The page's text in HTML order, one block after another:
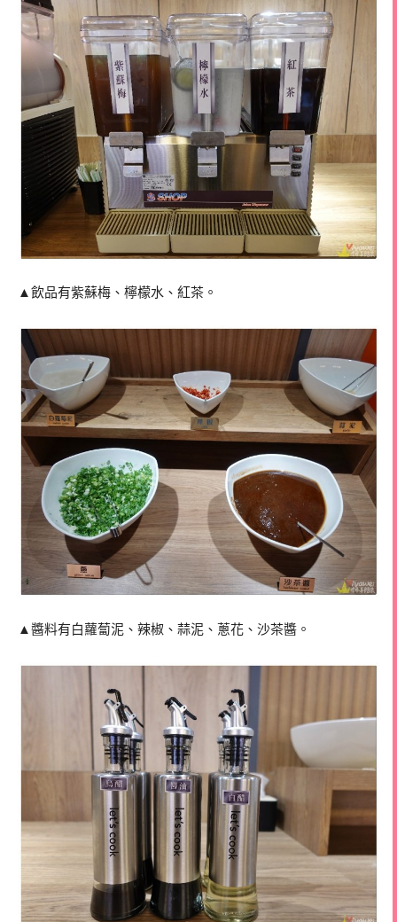
▲飲品有紫蘇梅、檸檬水、紅茶。
▲醬料有白蘿蔔泥、辣椒、蒜泥、蔥花、沙茶醬。